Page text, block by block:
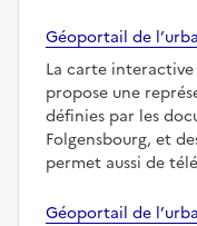
Géoportail de
La carte
propose une
définies par les
Folgensbourg, et
permet aussi de
Géoportail de